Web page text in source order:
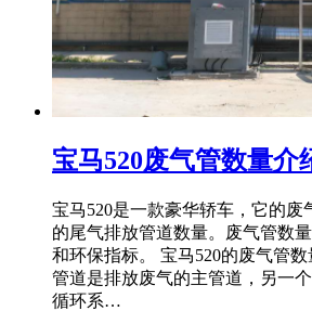
宝马520废气管数量介
宝马520是一款豪华轿车，它的废
的尾气排放管道数量。废气管数
和环保指标。 宝马520的废气管
管道是排放废气的主管道，另一
循环系…